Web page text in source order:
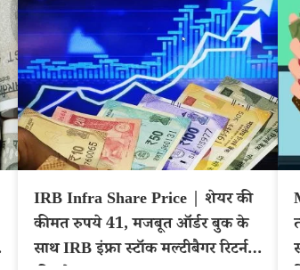
IRB Infra Share Price | शेयर की
कीमत रुपये 41, मजबूत ऑर्डर बुक के
साथ IRB इंफ्रा स्टॉक मल्टीबैगर रिटर्न